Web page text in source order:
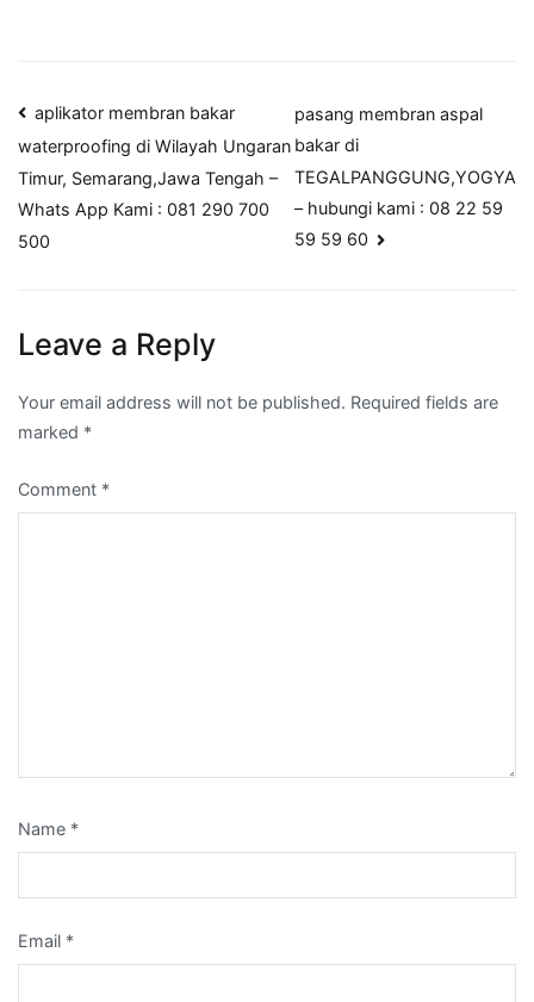
Post
navigation
aplikator membran bakar
waterproofing di Wilayah Ungaran
Timur, Semarang,Jawa Tengah –
Whats App Kami : 081 290 700
500
pasang membran aspal
bakar di
TEGALPANGGUNG,YOGYA
– hubungi kami : 08 22 59
59 59 60
Leave a Reply
Your email address will not be published. Required fields are
marked *
Comment *
Name *
Email *